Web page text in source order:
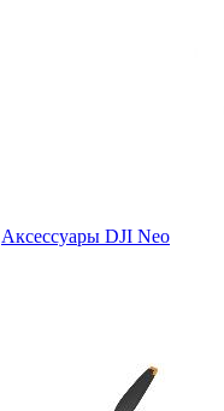
Аксессуары DJI Neo